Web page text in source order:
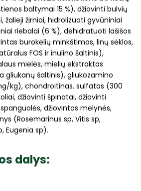
baltymai 15 %), džiovinti bulvių
žalieji žirniai, hidrolizuoti gyvūniniai
riebalai (6 %), dehidratuoti lašišos
burokėlių minkštimas, linų sėklos,
FOS ir inulino šaltinis),
mielės, mielių ekstraktas
gliukanų šaltinis), gliukozamino
kg), chondroitinas. sulfatas (300
džiovinti špinatai, džiovinti
džiovintos mėlynės,
(Rosemarinus sp, Vitis sp,
Eugenia sp).
dalys: